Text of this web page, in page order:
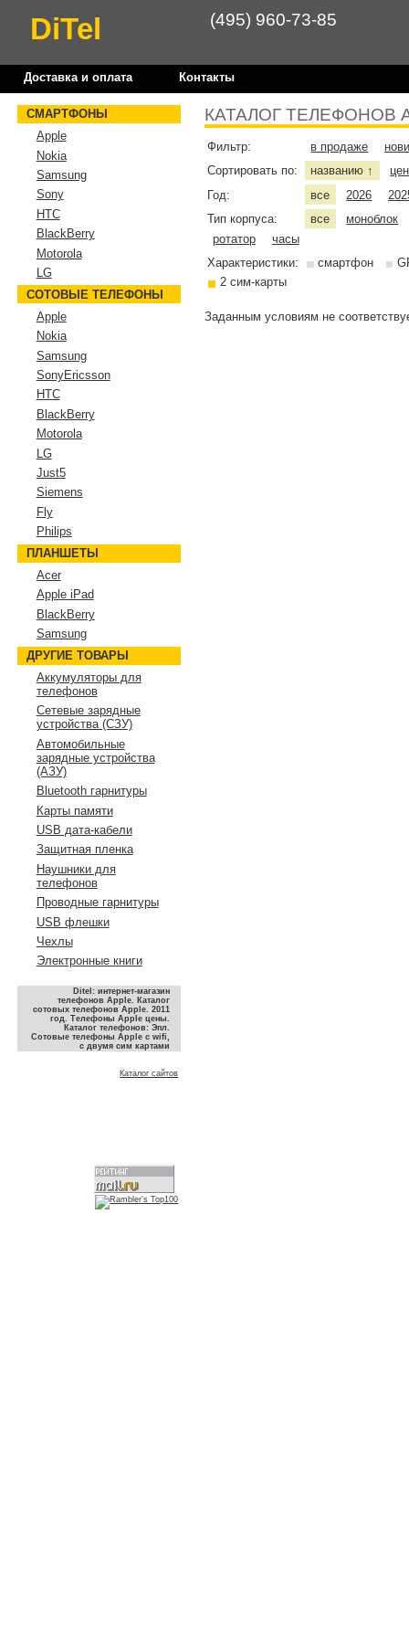
DiTel (495) 960-73-85
Доставка и оплата Контакты
КАТАЛОГ ТЕЛЕФОНОВ
Фильтр: в продаже
Сортировать по:
названию ↑
Год:
все 2026
Тип корпуса:
все
моноблок
ротатор
часы
Характеристики:
смартфон
2 сим-карты
Заданным условиям не
СМАРТФОНЫ
Apple
Nokia
Samsung
Sony
HTC
BlackBerry
Motorola
LG
СОТОВЫЕ ТЕЛЕФОНЫ
Apple
Nokia
Samsung
SonyEricsson
HTC
BlackBerry
Motorola
LG
Just5
Siemens
Fly
Philips
ПЛАНШЕТЫ
Acer
Apple iPad
BlackBerry
Samsung
ДРУГИЕ ТОВАРЫ
Аккумуляторы для
телефонов
Сетевые зарядные
устройства (СЗУ)
Автомобильные
зарядные устройства
(АЗУ)
Bluetooth гарнитуры
Карты памяти
USB дата-кабели
Защитная пленка
Наушники для
телефонов
Проводные гарнитуры
USB флешки
Чехлы
Электронные книги
Ditel: интернет-магазин
телефонов Apple. Каталог
сотовых телефонов Apple. 2011
год. Телефоны Apple цены.
Каталог телефонов: Эпл.
Сотовые телефоны Apple с wifi,
с двумя сим картами
Каталог сайтов